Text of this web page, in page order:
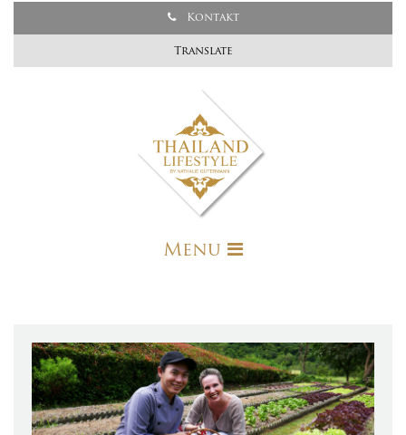
Kontakt
Translate
Menu